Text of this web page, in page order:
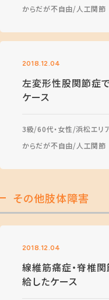
からだが不自由 人工関節
2018.12.04
左変形性股関節症
ケース
3級 60代・女性 浜松エリ
からだが不自由 人工関節
その他肢体障害
2018.12.04
線維筋痛症・脊椎
給したケース